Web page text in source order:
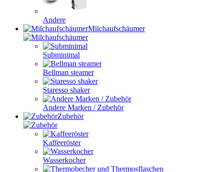
Andere
Milchaufschäumer
Subminimal
Bellman steamer
Staresso shaker
Andere Marken / Zubehör
Zubehör
Kaffeeröster
Wasserkocher